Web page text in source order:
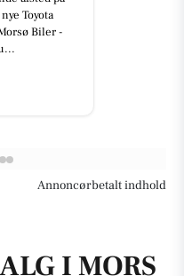
Toyota
Biler -
Annoncørbetalt indhold
I MORS